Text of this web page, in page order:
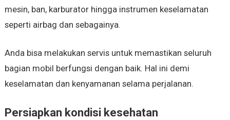
mesin, ban, karburator hingga instrumen keselamatan
seperti airbag dan sebagainya.
Anda bisa melakukan servis untuk memastikan seluruh
bagian mobil berfungsi dengan baik. Hal ini demi
keselamatan dan kenyamanan selama perjalanan.
Persiapkan kondisi kesehatan